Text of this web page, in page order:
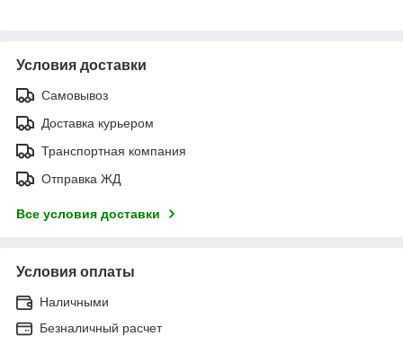
Условия доставки
Самовывоз
Доставка курьером
Транспортная компания
Отправка ЖД
Все условия доставки
Условия оплаты
Наличными
Безналичный расчет